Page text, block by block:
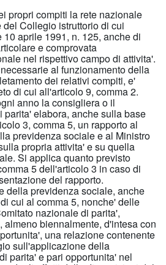
propri compiti la rete nazionale
Collegio istruttorio di cui
aprile 1991, n. 125, anche di
e comprovata
nel rispettivo campo di attivita'.
al funzionamento della
dei relativi compiti, e'
di cui all'articolo 9, comma 2.
anno la consigliera o il
elabora, anche sulla base
3, comma 5, un rapporto al
previdenza sociale e al Ministro
propria attivita' e su quella
Si applica quanto previsto
5 dell'articolo 3 in caso di
del rapporto.
della previdenza sociale, anche
cui al comma 5, nonche' delle
nazionale di parita',
almeno biennalmente, d'intesa con
una relazione contenente
sull'applicazione della
parita' e pari opportunita' nel